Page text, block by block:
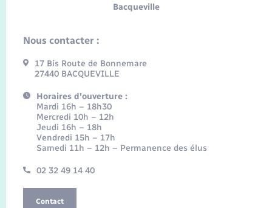
Bacqueville
Nous contacter :
17 Bis Route de Bonnemare
27440 BACQUEVILLE
Horaires d'ouverture :
Mardi 16h – 18h30
Mercredi 10h – 12h
Jeudi 16h – 18h
Vendredi 15h – 17h
Samedi 11h – 12h – Permanence des élus
02 32 49 14 40
Contact